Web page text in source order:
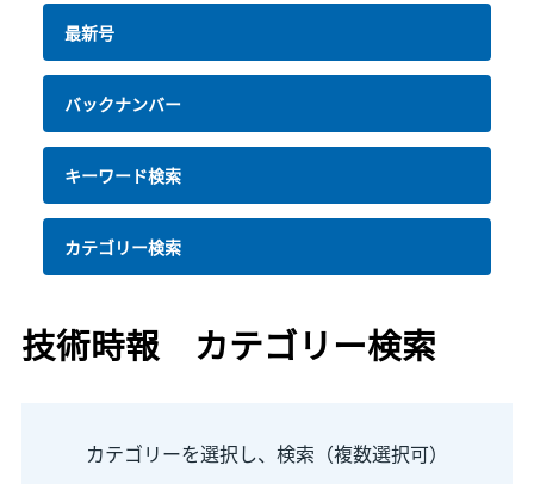
最新号
バックナンバー
キーワード検索
カテゴリー検索
技術時報 カテゴリー検索
カテゴリーを選択し、検索（複数選択可）